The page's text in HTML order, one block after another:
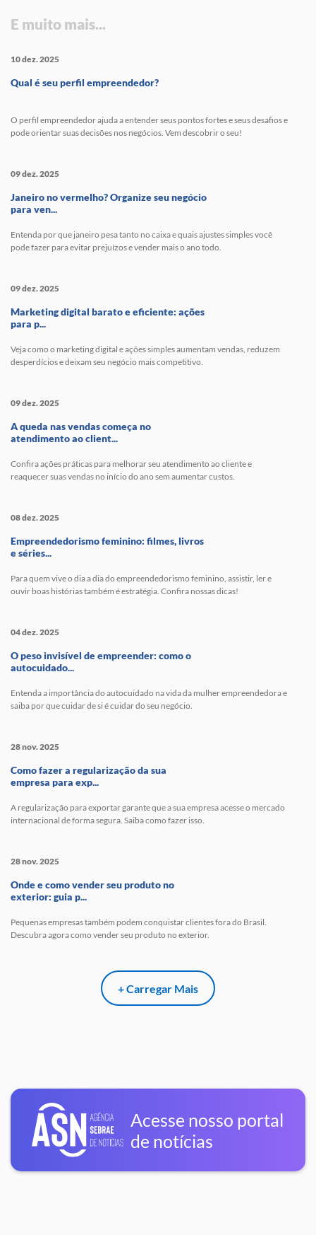
E muito mais...
10 dez. 2025
Qual é seu perfil empreendedor?
O perfil empreendedor ajuda a entender seus pontos fortes e seus desafios e
pode orientar suas decisões nos negócios. Vem descobrir o seu!
09 dez. 2025
Janeiro no vermelho? Organize seu negócio
para ven...
Entenda por que janeiro pesa tanto no caixa e quais ajustes simples você
pode fazer para evitar prejuízos e vender mais o ano todo.
09 dez. 2025
Marketing digital barato e eficiente: ações
para p...
Veja como o marketing digital e ações simples aumentam vendas, reduzem
desperdícios e deixam seu negócio mais competitivo.
09 dez. 2025
A queda nas vendas começa no
atendimento ao client...
Confira ações práticas para melhorar seu atendimento ao cliente e
reaquecer suas vendas no início do ano sem aumentar custos.
08 dez. 2025
Empreendedorismo feminino: filmes, livros
e séries...
Para quem vive o dia a dia do empreendedorismo feminino, assistir, ler e
ouvir boas histórias também é estratégia. Confira nossas dicas!
04 dez. 2025
O peso invisível de empreender: como o
autocuidado...
Entenda a importância do autocuidado na vida da mulher empreendedora e
saiba por que cuidar de si é cuidar do seu negócio.
28 nov. 2025
Como fazer a regularização da sua
empresa para exp...
A regularização para exportar garante que a sua empresa acesse o mercado
internacional de forma segura. Saiba como fazer isso.
28 nov. 2025
Onde e como vender seu produto no
exterior: guia p...
Pequenas empresas também podem conquistar clientes fora do Brasil.
Descubra agora como vender seu produto no exterior.
+ Carregar Mais
Acesse nosso portal
de notícias